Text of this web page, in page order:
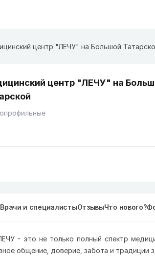
центр "ЛЕЧУ" на Большой
центр "ЛЕЧУ" на
Врачи и специалистыОтзывыЧто нового?
- это не только полный спектр
общение, доверие, забота и традиции